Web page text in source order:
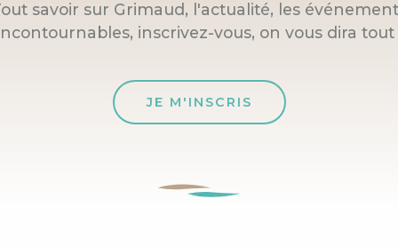
savoir sur Grimaud, l'actualité, les
inscrivez-vous, on vous dira tout
JE M'INSCRIS